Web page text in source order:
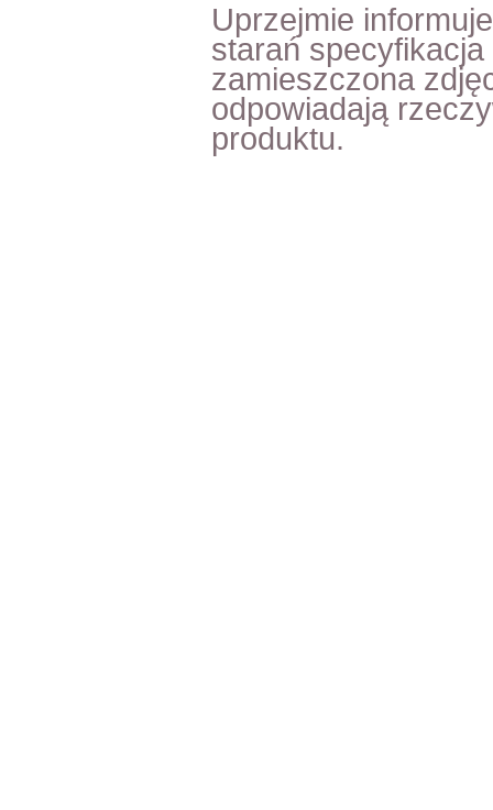
Uprzejmie
starań
zamieszczona
odpowiadają
produktu.